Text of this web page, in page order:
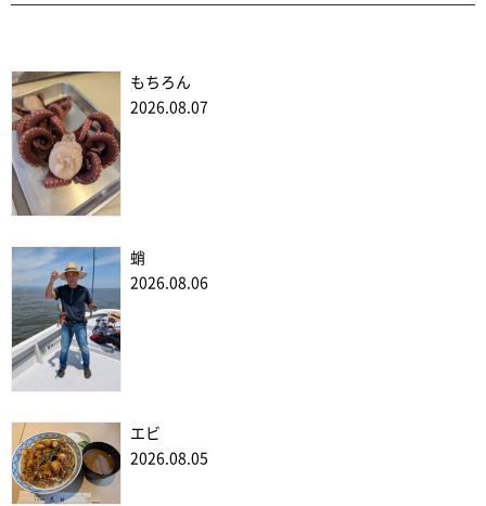
もちろん
2026.08.07
蛸
2026.08.06
エビ
2026.08.05